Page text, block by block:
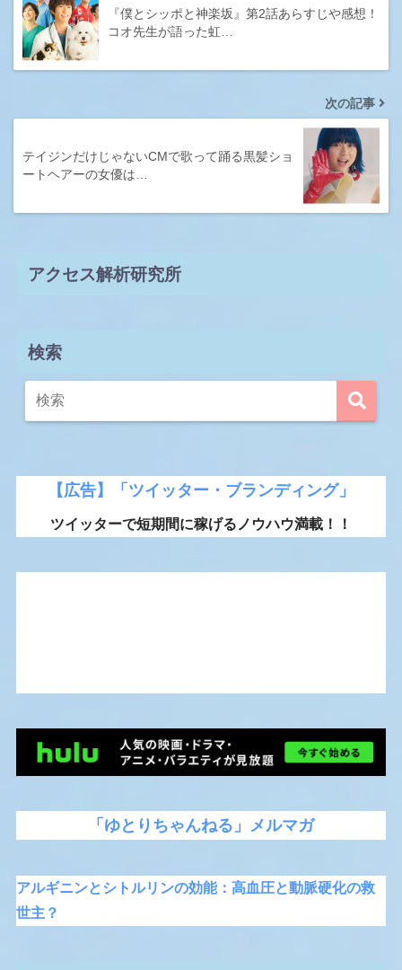
『僕とシッポと神楽坂』第2話あらすじや感想！
コオ先生が語った虹…
次の記事
テイジンだけじゃないCMで歌って踊る黒髪ショ
ートヘアーの女優は…
アクセス解析研究所
検索
【広告】「ツイッター・ブランディング」
ツイッターで短期間に稼げるノウハウ満載！！
「ゆとりちゃんねる」メルマガ
アルギニンとシトルリンの効能：高血圧と動脈硬化の救
世主？